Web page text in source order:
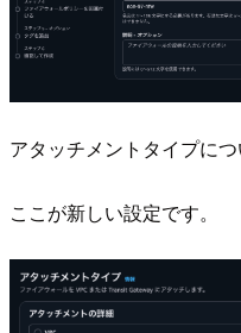
アタッチメントタイプにつ
ここが新しい設定です。